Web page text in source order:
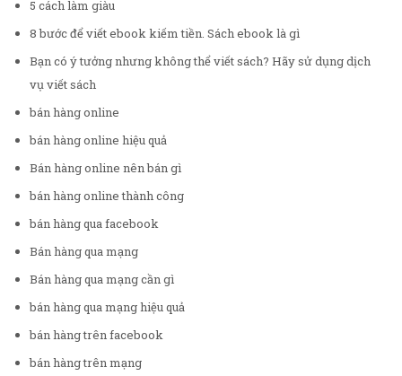
5 cách làm giàu
8 bước để viết ebook kiếm tiền. Sách ebook là gì
Bạn có ý tưởng nhưng không thể viết sách? Hãy sử dụng dịch
vụ viết sách
bán hàng online
bán hàng online hiệu quả
Bán hàng online nên bán gì
bán hàng online thành công
bán hàng qua facebook
Bán hàng qua mạng
Bán hàng qua mạng cần gì
bán hàng qua mạng hiệu quả
bán hàng trên facebook
bán hàng trên mạng